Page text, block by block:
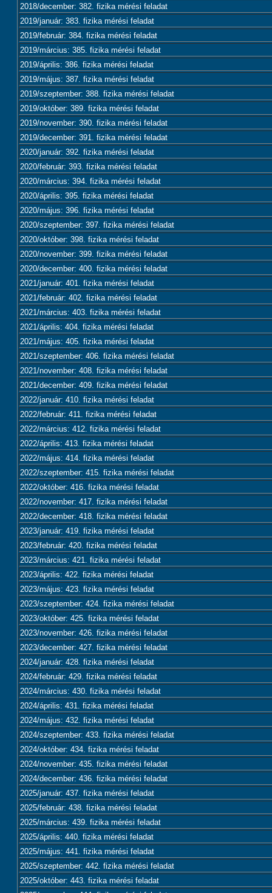
2018/december: 382. fizika mérési feladat
2019/január: 383. fizika mérési feladat
2019/február: 384. fizika mérési feladat
2019/március: 385. fizika mérési feladat
2019/április: 386. fizika mérési feladat
2019/május: 387. fizika mérési feladat
2019/szeptember: 388. fizika mérési feladat
2019/október: 389. fizika mérési feladat
2019/november: 390. fizika mérési feladat
2019/december: 391. fizika mérési feladat
2020/január: 392. fizika mérési feladat
2020/február: 393. fizika mérési feladat
2020/március: 394. fizika mérési feladat
2020/április: 395. fizika mérési feladat
2020/május: 396. fizika mérési feladat
2020/szeptember: 397. fizika mérési feladat
2020/október: 398. fizika mérési feladat
2020/november: 399. fizika mérési feladat
2020/december: 400. fizika mérési feladat
2021/január: 401. fizika mérési feladat
2021/február: 402. fizika mérési feladat
2021/március: 403. fizika mérési feladat
2021/április: 404. fizika mérési feladat
2021/május: 405. fizika mérési feladat
2021/szeptember: 406. fizika mérési feladat
2021/november: 408. fizika mérési feladat
2021/december: 409. fizika mérési feladat
2022/január: 410. fizika mérési feladat
2022/február: 411. fizika mérési feladat
2022/március: 412. fizika mérési feladat
2022/április: 413. fizika mérési feladat
2022/május: 414. fizika mérési feladat
2022/szeptember: 415. fizika mérési feladat
2022/október: 416. fizika mérési feladat
2022/november: 417. fizika mérési feladat
2022/december: 418. fizika mérési feladat
2023/január: 419. fizika mérési feladat
2023/február: 420. fizika mérési feladat
2023/március: 421. fizika mérési feladat
2023/április: 422. fizika mérési feladat
2023/május: 423. fizika mérési feladat
2023/szeptember: 424. fizika mérési feladat
2023/október: 425. fizika mérési feladat
2023/november: 426. fizika mérési feladat
2023/december: 427. fizika mérési feladat
2024/január: 428. fizika mérési feladat
2024/február: 429. fizika mérési feladat
2024/március: 430. fizika mérési feladat
2024/április: 431. fizika mérési feladat
2024/május: 432. fizika mérési feladat
2024/szeptember: 433. fizika mérési feladat
2024/október: 434. fizika mérési feladat
2024/november: 435. fizika mérési feladat
2024/december: 436. fizika mérési feladat
2025/január: 437. fizika mérési feladat
2025/február: 438. fizika mérési feladat
2025/március: 439. fizika mérési feladat
2025/április: 440. fizika mérési feladat
2025/május: 441. fizika mérési feladat
2025/szeptember: 442. fizika mérési feladat
2025/október: 443. fizika mérési feladat